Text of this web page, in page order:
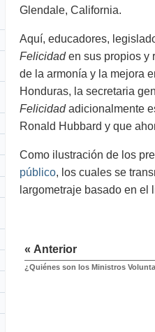
Glendale, California.
Aquí, educadores,
Felicidaden sus propios y
de la armonía y la mejora
Honduras, la secretaria
Felicidadadicionalmente
Ronald Hubbard y que
Como ilustración de los
público, los cuales se
largometraje basado en el
« Anterior
¿Quiénes son los Ministros